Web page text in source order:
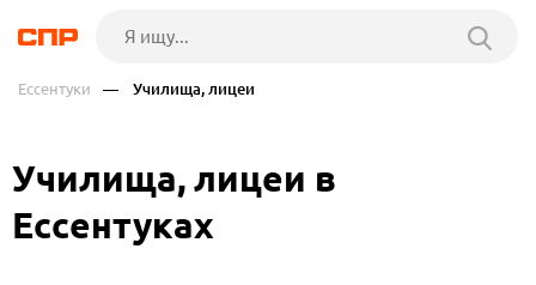
Ессентуки — Училища, лицеи
Училища, лицеи в
Ессентуках